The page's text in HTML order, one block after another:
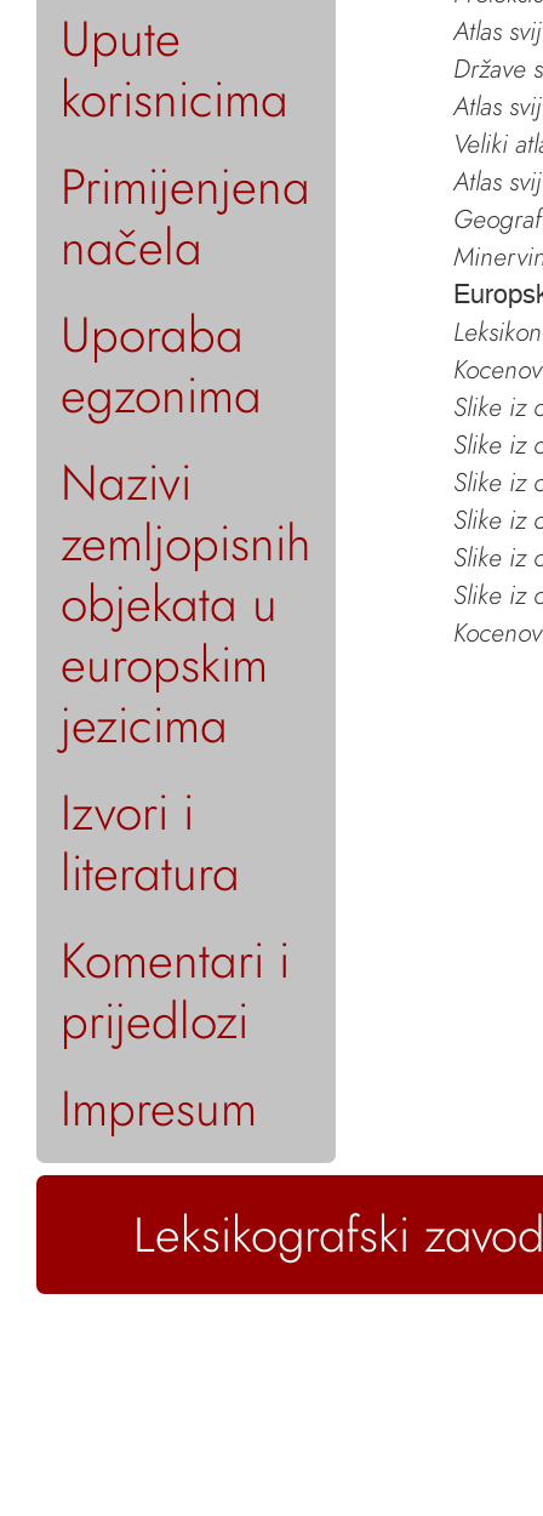
Upute
korisnicima
Primijenjena
načela
Uporaba
egzonima
Nazivi
zemljopisnih
objekata u
europskim
jezicima
Izvori i
literatura
Komentari i
prijedlozi
Impresum
Atlas
Države
Atlas
Veliki
Atlas
Slike iz
Slike iz
Slike iz
Slike iz
Slike iz
Slike iz
Leksikografski